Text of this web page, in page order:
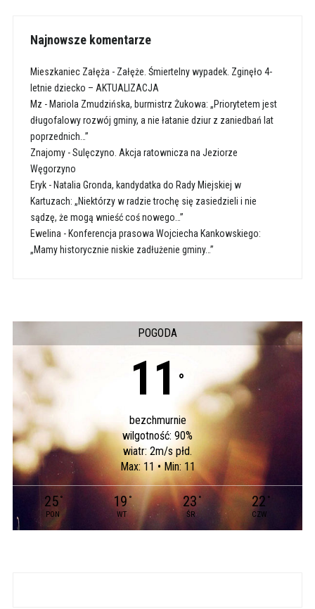
Najnowsze komentarze
Mieszkaniec Załęża- Załęże. Śmiertelny wypadek. Zginęło 4-
letnie dziecko – AKTUALIZACJA
Mz - Mariola Zmudzińska, burmistrz Żukowa: „Priorytetem jest
długofalowy rozwój gminy, a nie łatanie dziur z zaniedbań lat
poprzednich…”
Znajomy-Sulęczyno. Akcja ratownicza na Jeziorze
Węgorzyno
Eryk- Natalia Gronda, kandydatka do Rady Miejskiej w
Kartuzach: „Niektórzy w radzie trochę się zasiedzieli i nie
sądzę, że mogą wnieść coś nowego…”
Ewelina- Konferencja prasowa Wojciecha Kankowskiego:
„Mamy historycznie niskie zadłużenie gminy…”
POGODA
11 °
bezchmurnie
wilgotność: 90%
wiatr: 2m/s płd.
Max: 11 • Min: 11
25 °
PON
19°
WT
23 °
ŚR
22 °
CZW